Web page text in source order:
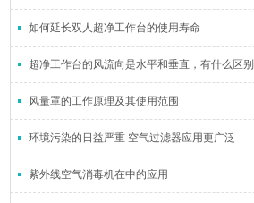
如何延长双人超净工作台的使用寿命
超净工作台的风流向是水平和垂直，有什么区别
风量罩的工作原理及其使用范围
环境污染的日益严重 空气过滤器应用更广泛
紫外线空气消毒机在中的应用